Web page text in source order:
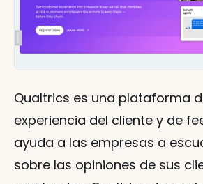
Qualtrics es una plataforma
experiencia del cliente y de
ayuda a las empresas a
sobre las opiniones de sus